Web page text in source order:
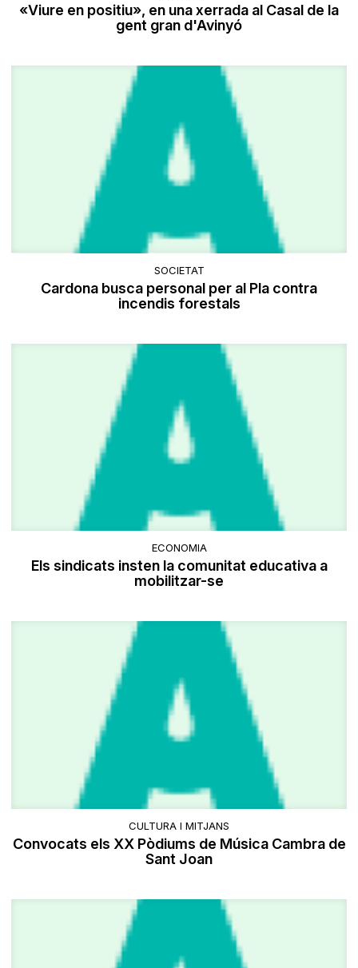
«Viure en positiu», en una xerrada al Casal de la
gent gran d'Avinyó
SOCIETAT
Cardona busca personal per al Pla contra
incendis forestals
ECONOMIA
Els sindicats insten la comunitat educativa a
mobilitzar-se
CULTURA I MITJANS
Convocats els XX Pòdiums de Música Cambra de
Sant Joan